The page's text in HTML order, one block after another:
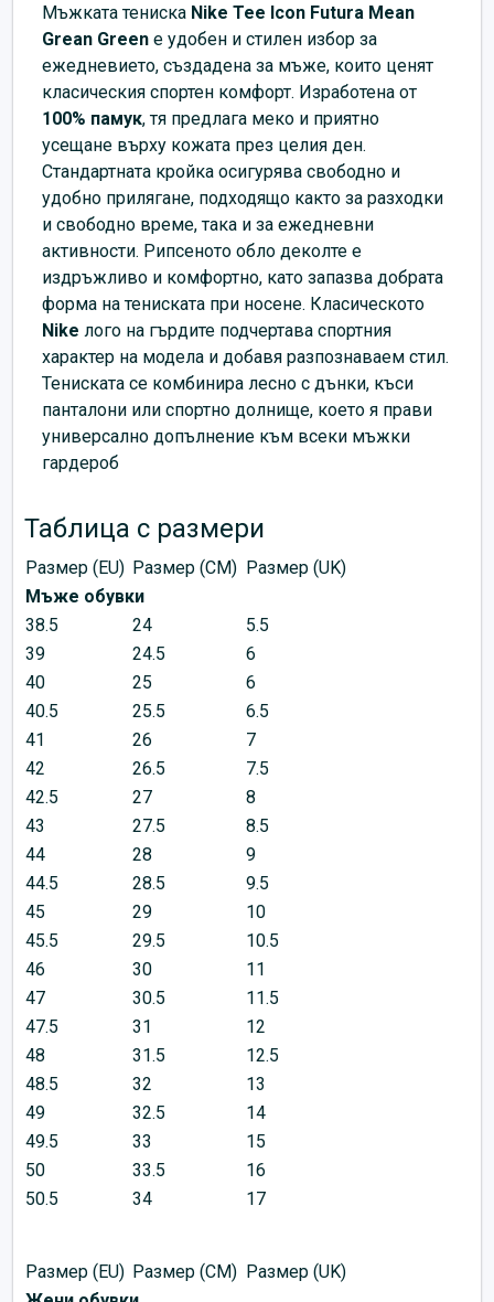
Мъжката тениска Nike Tee Icon Futura Mean
Grean Green е удобен и стилен избор за
ежедневието, създадена за мъже, които ценят
класическия спортен комфорт. Изработена от
100% памук, тя предлага меко и приятно
усещане върху кожата през целия ден.
Стандартната кройка осигурява свободно и
удобно прилягане, подходящо както за разходки
и свободно време, така и за ежедневни
активности. Рипсеното обло деколте е
издръжливо и комфортно, като запазва добрата
форма на тениската при носене. Класическото
Nike лого на гърдите подчертава спортния
характер на модела и добавя разпознаваем стил.
Тениската се комбинира лесно с дънки, къси
панталони или спортно долнище, което я прави
универсално допълнение към всеки мъжки
гардероб
Таблица с размери
Размер (EU) Размер (CM) Размер (UK)
Мъже обувки
38.5
24
5.5
39
24.5
6
40
25
6
40.5
25.5
6.5
41
26
7
42
26.5
7.5
42.5
27
8
43
27.5
8.5
44
28
9
44.5
28.5
9.5
45
29
10
45.5
29.5
10.5
46
30
11
47
30.5
11.5
47.5
31
12
48
31.5
12.5
48.5
32
13
49
32.5
14
49.5
33
15
50
33.5
16
50.5
34 17
Размер (EU) Размер (CM) Размер (UK)